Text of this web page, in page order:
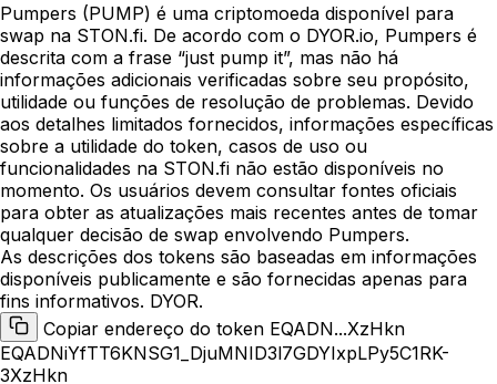
Pumpers (PUMP) é uma criptomoeda disponível para
swap na STON.fi. De acordo com o DYOR.io, Pumpers é
descrita com a frase “just pump it”, mas não há
informações adicionais verificadas sobre seu propósito,
utilidade ou funções de resolução de problemas. Devido
aos detalhes limitados fornecidos, informações específicas
sobre a utilidade do token, casos de uso ou
funcionalidades na STON.fi não estão disponíveis no
momento. Os usuários devem consultar fontes oficiais
para obter as atualizações mais recentes antes de tomar
qualquer decisão de swap envolvendo Pumpers.
As descrições dos tokens são baseadas em informações
disponíveis publicamente e são fornecidas apenas para
fins informativos. DYOR.
Copiar endereço do token EQADN...XzHkn
EQADNiYfTT6KNSG1_DjuMNID3l7GDYIxpLPy5C1RK-
3XzHkn